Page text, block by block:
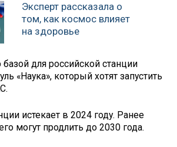
Эксперт рассказала о
том, как космос влияет
на здоровье
базой для российской станции
«Наука», который хотят запустить
истекает в 2024 году. Ранее
могут продлить до 2030 года.